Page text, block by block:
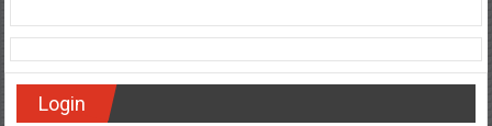
Login